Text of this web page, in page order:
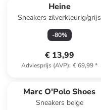
Heine
Sneakers zilverkleurig/grijs
-80%
€ 13,99
Adviesprijs (AVP): € 69,99*
Marc O'Polo Shoes
Sneakers beige